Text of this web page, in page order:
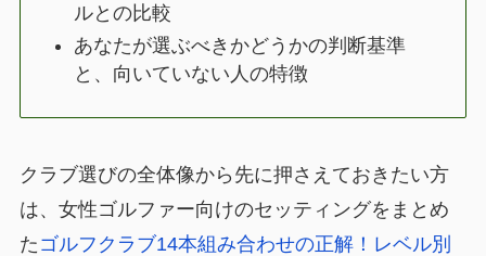
ルとの比較
あなたが選ぶべきかどうかの判断基準
と、向いていない人の特徴
クラブ選びの全体像から先に押さえておきたい方
は、女性ゴルファー向けのセッティングをまとめ
た ゴルフクラブ14本組み合わせの正解！レベル別